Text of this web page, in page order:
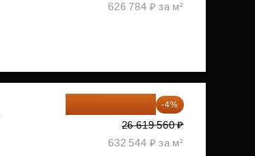
626 784 ₽ за м²
25 554 778 ₽ -4%
26 619 560 ₽
632 544 ₽ за м²